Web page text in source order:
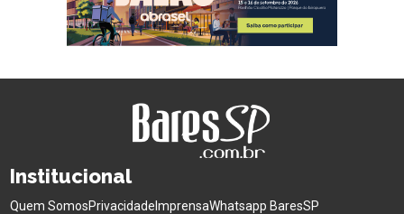
Institucional
Quem SomosPrivacidade ImprensaWhatsapp BaresSP